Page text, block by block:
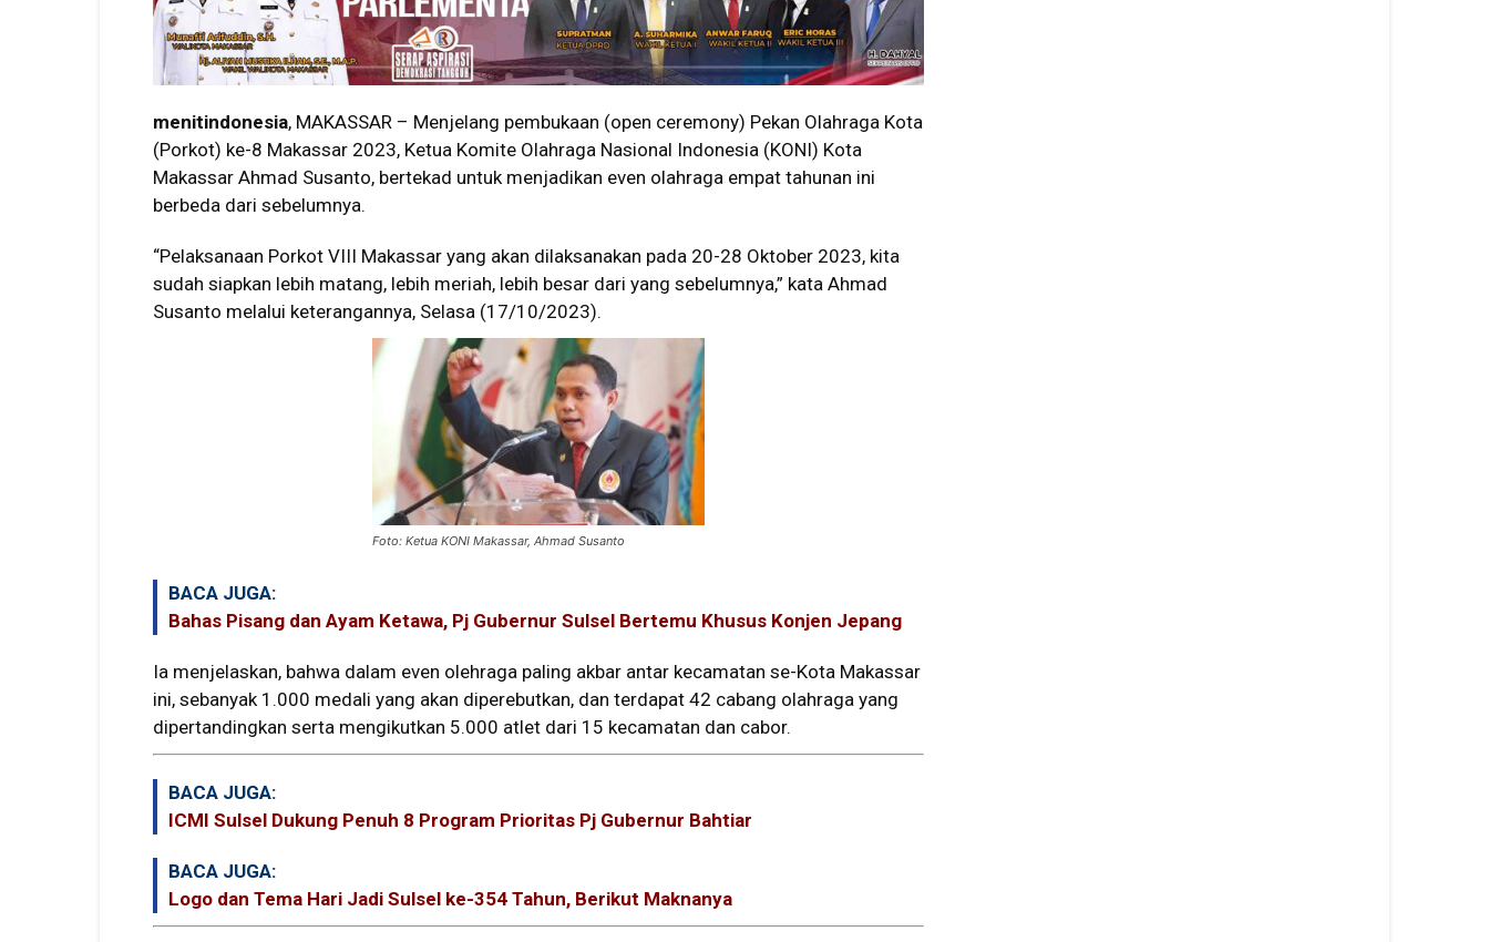
menitindonesia, MAKASSAR – Menjelang pembukaan (open ceremony) Pekan Olahraga Kota
(Porkot) ke-8 Makassar 2023, Ketua Komite Olahraga Nasional Indonesia (KONI) Kota
Makassar Ahmad Susanto, bertekad untuk menjadikan even olahraga empat tahunan ini
berbeda dari sebelumnya.
“Pelaksanaan Porkot VIII Makassar yang akan dilaksanakan pada 20-28 Oktober 2023, kita
sudah siapkan lebih matang, lebih meriah, lebih besar dari yang sebelumnya,” kata Ahmad
Susanto melalui keterangannya, Selasa (17/10/2023).
Foto: Ketua KONI Makassar, Ahmad Susanto
BACA JUGA:
Bahas Pisang dan Ayam Ketawa, Pj Gubernur Sulsel Bertemu Khusus Konjen Jepang
Ia menjelaskan, bahwa dalam even olehraga paling akbar antar kecamatan se-Kota Makassar
ini, sebanyak 1.000 medali yang akan diperebutkan, dan terdapat 42 cabang olahraga yang
dipertandingkan serta mengikutkan 5.000 atlet dari 15 kecamatan dan cabor.
BACA JUGA:
ICMI Sulsel Dukung Penuh 8 Program Prioritas Pj Gubernur Bahtiar
BACA JUGA:
Logo dan Tema Hari Jadi Sulsel ke-354 Tahun, Berikut Maknanya